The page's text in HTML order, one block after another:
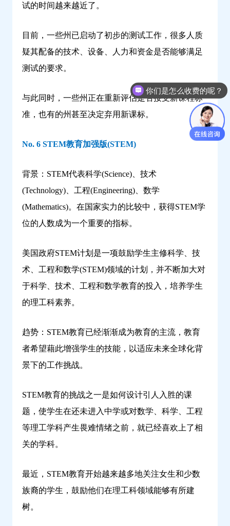
试的时间越来越近了。
目前，一些州已启动了初步的测试工作，很多人质
疑其配备的技术、设备、人力和资金是否能够满足
测试的要求。
与此同时，一些州正在重新评估是否接受新课程标
准，也有的州甚至决定弃用新课标。
No. 6 STEM教育加强版(STEM)
背景：STEM代表科学(Science)、技术
(Technology)、工程(Engineering)、数学
(Mathematics)。在国家实力的比较中，获得STEM学
位的人数成为一个重要的指标。
美国政府STEM计划是一项鼓励学生主修科学、技
术、工程和数学(STEM)领域的计划，并不断加大对
于科学、技术、工程和数学教育的投入，培养学生
的理工科素养。
趋势：STEM教育已经渐渐成为教育的主流，教育
者希望藉此增强学生的技能，以适应未来全球化背
景下的工作挑战。
STEM教育的挑战之一是如何设计引人入胜的课
题，使学生在还未进入中学或对数学、科学、工程
等理工学科产生畏难情绪之前，就已经喜欢上了相
关的学科。
最近，STEM教育开始越来越多地关注女生和少数
族裔的学生，鼓励他们在理工科领域能够有所建
树。
你们是怎么收费的呢？